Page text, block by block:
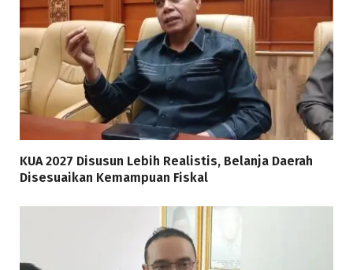
KUA 2027 Disusun Lebih Realistis, Belanja Daerah
Disesuaikan Kemampuan Fiskal